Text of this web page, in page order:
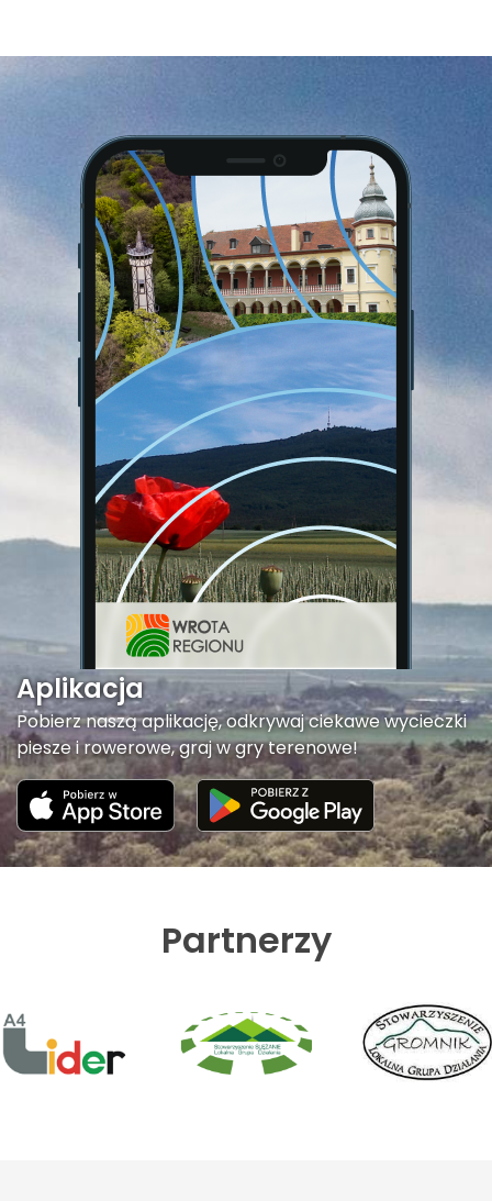
Aplikacja
Pobierz naszą aplikację, odkrywaj ciekawe wycieczki
piesze i rowerowe, graj w gry terenowe!
Partnerzy